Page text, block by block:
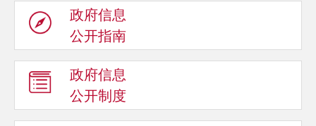
政府信息
公开指南
政府信息
公开制度